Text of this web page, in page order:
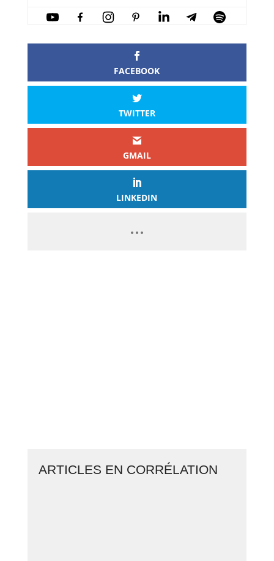
FACEBOOK
TWITTER
GMAIL
LINKEDIN
ARTICLES EN CORRÉLATION